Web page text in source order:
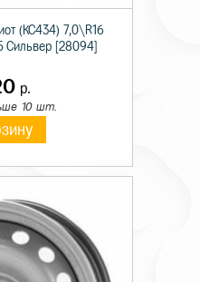
(КС434) 7,0\R16
Сильвер [28094]
р.
10 шт.